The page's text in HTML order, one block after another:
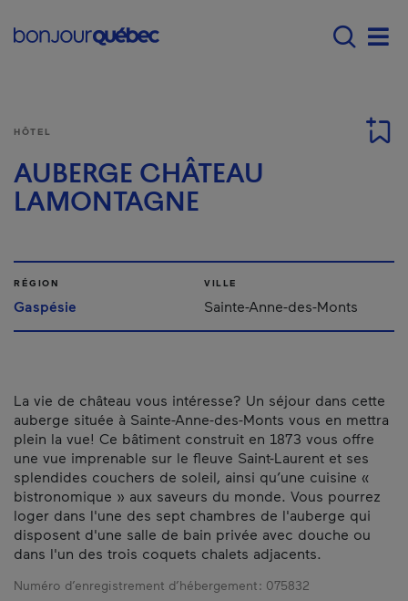
Main navigation -
HÔTEL
AUBERGE CHÂTEAU
LAMONTAGNE
RÉGION
Gaspésie
VILLE
Sainte-Anne-des-Monts
La vie de château vous intéresse? Un séjour dans cette
auberge située à Sainte-Anne-des-Monts vous en mettra
plein la vue! Ce bâtiment construit en 1873 vous offre
une vue imprenable sur le fleuve Saint-Laurent et ses
splendides couchers de soleil, ainsi qu’une cuisine «
bistronomique » aux saveurs du monde. Vous pourrez
loger dans l'une des sept chambres de l'auberge qui
disposent d'une salle de bain privée avec douche ou
dans l'un des trois coquets chalets adjacents.
Numéro d’enregistrement d’hébergement : 075832